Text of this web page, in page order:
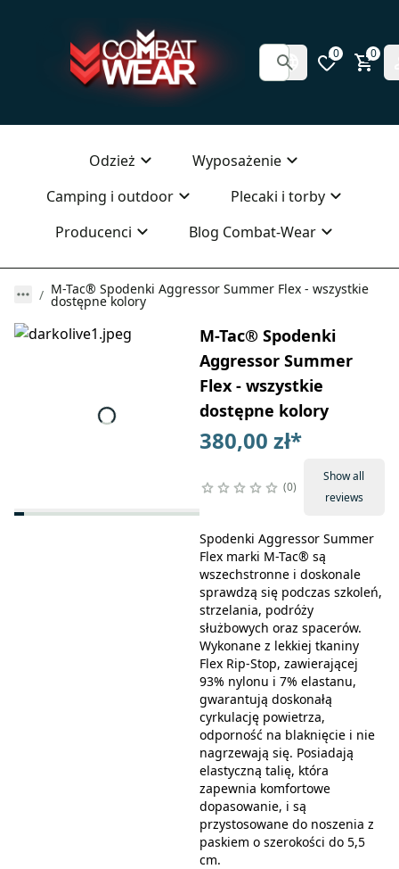
0 0
Odzież
Wyposażenie
Camping i outdoor
Plecaki i torby
Producenci
Blog Combat-Wear
M-Tac® Spodenki Aggressor Summer Flex - wszystkie
dostępne kolory
M-Tac® Spodenki
Aggressor Summer
Flex - wszystkie
dostępne kolory
380,00 zł*
0
Show all
reviews
Spodenki Aggressor Summer
Flex marki M-Tac® są
wszechstronne i doskonale
sprawdzą się podczas szkoleń,
strzelania, podróży
służbowych oraz spacerów.
Wykonane z lekkiej tkaniny
Flex Rip-Stop, zawierającej
93% nylonu i 7% elastanu,
gwarantują doskonałą
cyrkulację powietrza,
odporność na blaknięcie i nie
nagrzewają się. Posiadają
elastyczną talię, która
zapewnia komfortowe
dopasowanie, i są
przystosowane do noszenia z
paskiem o szerokości do 5,5
cm.